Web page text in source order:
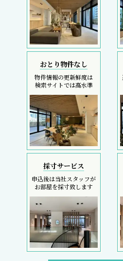
おとり物件なし
物件情報の更新鮮度は
検索サイトでは高水準
採寸サービス
申込後は当社スタッフが
お部屋を採寸致します